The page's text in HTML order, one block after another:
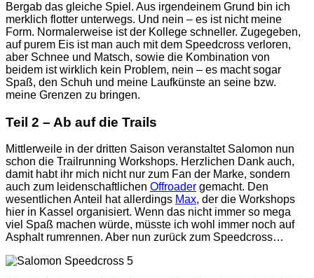
Bergab das gleiche Spiel. Aus irgendeinem Grund bin ich
merklich flotter unterwegs. Und nein – es ist nicht meine
Form. Normalerweise ist der Kollege schneller. Zugegeben,
auf purem Eis ist man auch mit dem Speedcross verloren,
aber Schnee und Matsch, sowie die Kombination von
beidem ist wirklich kein Problem, nein – es macht sogar
Spaß, den Schuh und meine Laufkünste an seine bzw.
meine Grenzen zu bringen.
Teil 2 – Ab auf die Trails
Mittlerweile in der dritten Saison veranstaltet Salomon nun
schon die Trailrunning Workshops. Herzlichen Dank auch,
damit habt ihr mich nicht nur zum Fan der Marke, sondern
auch zum leidenschaftlichen Offroader gemacht. Den
wesentlichen Anteil hat allerdings Max, der die Workshops
hier in Kassel organisiert. Wenn das nicht immer so mega
viel Spaß machen würde, müsste ich wohl immer noch auf
Asphalt rumrennen. Aber nun zurück zum Speedcross…